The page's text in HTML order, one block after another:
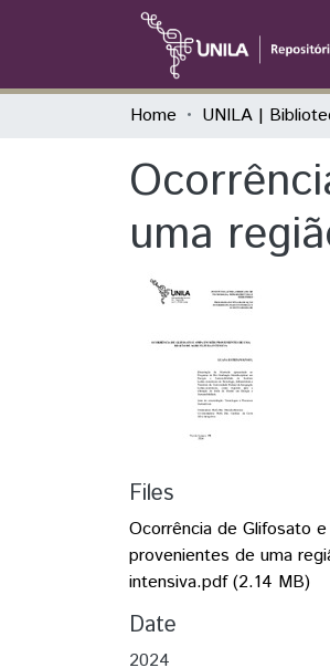
Home
uma
Files
Ocorrência de Glifosato
provenientes de uma
intensiva.pdf(2.14 MB)
Date
2024